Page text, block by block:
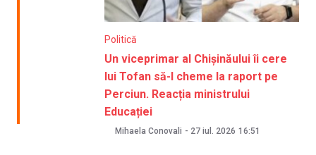
Politică
Un viceprimar al Chișinăului îi cere
lui Tofan să-l cheme la raport pe
Perciun. Reacția ministrului
Educației
Mihaela Conovali - 27 iul. 2026 16:51